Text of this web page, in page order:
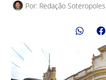
Por: Redação Soteropoles